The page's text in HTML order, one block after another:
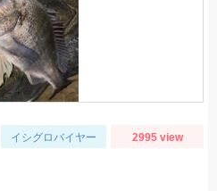
イシグロバイヤー 2995 view